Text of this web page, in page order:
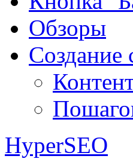
Обзоры
Создание
HyperSEO